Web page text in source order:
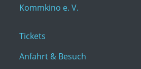
Kommkino e. V.
Tickets
Anfahrt & Besuch